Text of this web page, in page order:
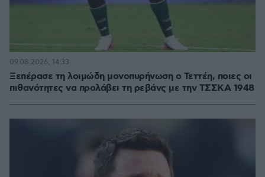
Ξεπέρασε τη λοιμώδη μονοπυρήνωση ο Τεττέη, ποιες οι
πιθανότητες να προλάβει τη ρεβάνς με την ΤΣΣΚΑ 1948
09.08.2026, 14:33